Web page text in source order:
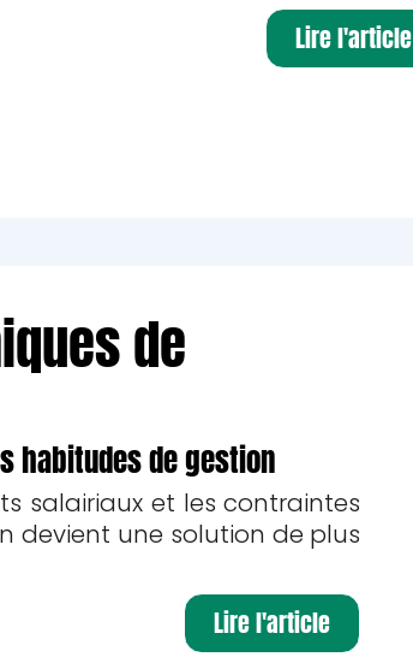
Lire l'article
de
habitudes de gestion
salairiaux et les contraintes
devient une solution de plus
Lire l'article